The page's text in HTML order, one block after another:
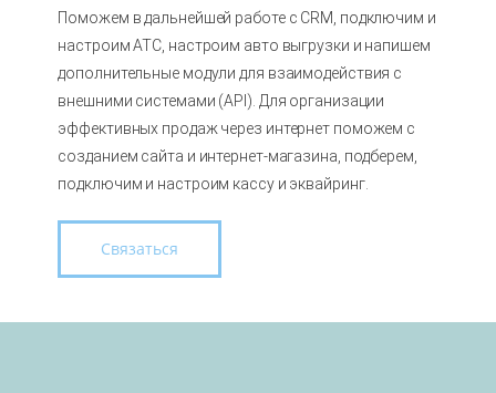
Поможем в дальнейшей работе с CRM, подключим и
настроим АТС, настроим авто выгрузки и напишем
дополнительные модули для взаимодействия с
внешними системами (API). Для организации
эффективных продаж через интернет поможем с
созданием сайта и интернет-магазина, подберем,
подключим и настроим кассу и эквайринг.
Связаться